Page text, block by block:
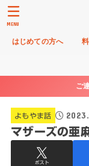
はじめての方へ
MENU
ご
よもやま話
マザーズの亜
ポスト